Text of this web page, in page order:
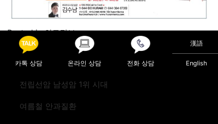
Posted in의료정보
Post navigation
비알코올성 지방간 미니 뇌졸중
카톡 상담 온라인 상담 전화 상담
漢語
English
전립선암 남성암 1위 시대
여름철 안과질환